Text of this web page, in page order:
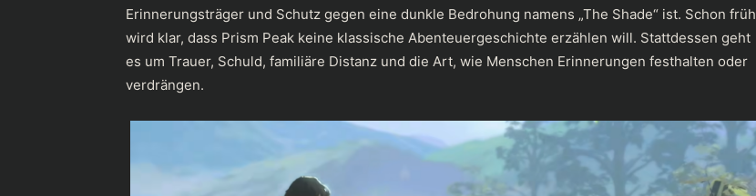
Erinnerungsträger und Schutz gegen eine dunkle Bedrohung namens „The Shade“ ist. Schon früh
wird klar, dass Prism Peak keine klassische Abenteuergeschichte erzählen will. Stattdessen geht
es um Trauer, Schuld, familiäre Distanz und die Art, wie Menschen Erinnerungen festhalten oder
verdrängen.